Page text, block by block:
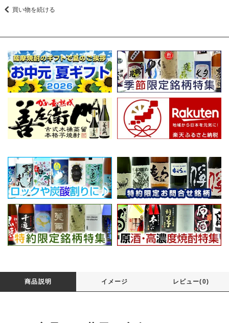
買い物を続ける
商品説明 イメージ レビュー(0)